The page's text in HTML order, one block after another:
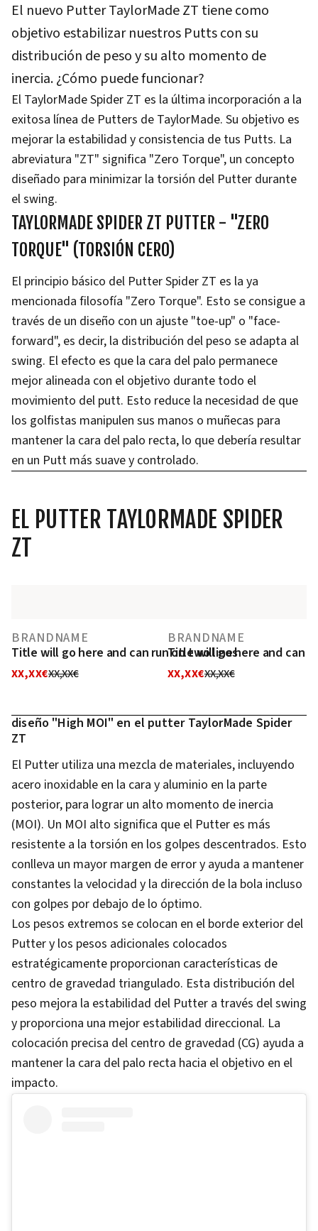
El nuevo Putter TaylorMade ZT tiene como
objetivo estabilizar nuestros Putts con su
distribución de peso y su alto momento de
inercia. ¿Cómo puede funcionar?
El TaylorMade Spider ZT es la última incorporación a la
exitosa línea de Putters de TaylorMade. Su objetivo es
mejorar la estabilidad y consistencia de tus Putts. La
abreviatura "ZT" significa "Zero Torque", un concepto
diseñado para minimizar la torsión del Putter durante
el swing.
TAYLORMADE SPIDER ZT PUTTER - "ZERO
TORQUE" (TORSIÓN CERO)
El principio básico del Putter Spider ZT es la ya
mencionada filosofía "Zero Torque". Esto se consigue a
través de un diseño con un ajuste "toe-up" o "face-
forward", es decir, la distribución del peso se adapta al
swing. El efecto es que la cara del palo permanece
mejor alineada con el objetivo durante todo el
movimiento del putt. Esto reduce la necesidad de que
los golfistas manipulen sus manos o muñecas para
mantener la cara del palo recta, lo que debería resultar
en un Putt más suave y controlado.
EL PUTTER TAYLORMADE SPIDER
ZT
BRANDNAME
Title will go here and can run on two lines
XX,XX€XX,XX€
BRANDNAME
Title will go here and can
XX,XX€XX,XX€
diseño "High MOI" en el putter TaylorMade Spider
ZT
El Putter utiliza una mezcla de materiales, incluyendo
acero inoxidable en la cara y aluminio en la parte
posterior, para lograr un alto momento de inercia
(MOI). Un MOI alto significa que el Putter es más
resistente a la torsión en los golpes descentrados. Esto
conlleva un mayor margen de error y ayuda a mantener
constantes la velocidad y la dirección de la bola incluso
con golpes por debajo de lo óptimo.
Los pesos extremos se colocan en el borde exterior del
Putter y los pesos adicionales colocados
estratégicamente proporcionan características de
centro de gravedad triangulado. Esta distribución del
peso mejora la estabilidad del Putter a través del swing
y proporciona una mejor estabilidad direccional. La
colocación precisa del centro de gravedad (CG) ayuda a
mantener la cara del palo recta hacia el objetivo en el
impacto.